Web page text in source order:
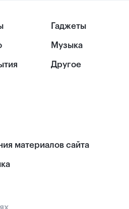
Гаджеты
Музыка
Другое
материалов сайта